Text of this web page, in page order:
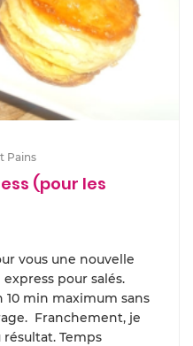
Pains
(pour les
vous une nouvelle
pour salés.
10 min maximum sans
Franchement, je
Temps